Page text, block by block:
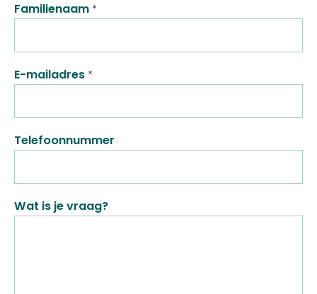
Familienaam
E-mailadres
Telefoonnummer
Wat is je vraag?